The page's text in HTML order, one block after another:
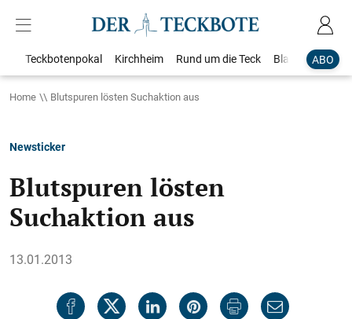
ABO
Teckbotenpokal Kirchheim Rund um die Teck Blaulicht
Home Blutspuren lösten Suchaktion aus
Newsticker
Blutspuren lösten
Suchaktion aus
13.01.2013